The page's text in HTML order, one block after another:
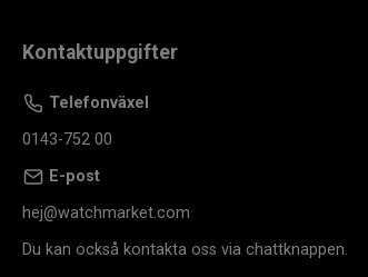
Kontaktuppgifter
Telefonväxel
0143-752 00
E-post
hej@watchmarket.com
Du kan också kontakta oss via chattknappen.